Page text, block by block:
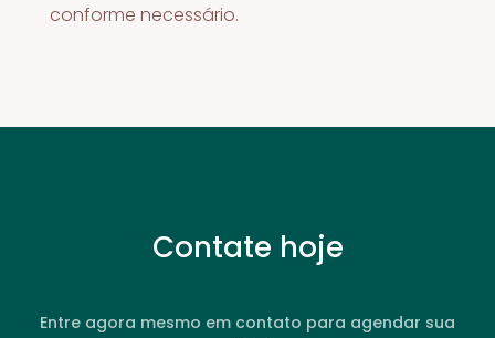
conforme necessário.
Contate hoje
Entre agora mesmo em contato para agendar sua